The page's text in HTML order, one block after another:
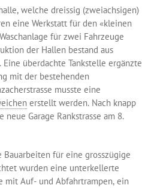
welche dreissig (zweiachsigen)
eine Werkstatt für den «kleinen
für zwei Fahrzeuge
der Hallen bestand aus
überdachte Tankstelle ergänzte
mit der bestehenden
musste eine
erstellt werden. Nach knapp
Garage Rankstrasse am 8.
für eine grosszügige
wurden eine unterkellerte
mit Auf- und Abfahrtrampen, ein